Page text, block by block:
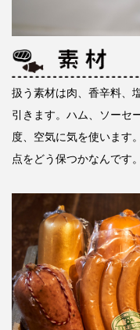
扱う素材は肉、香辛料、
引きます。ハム、ソーセ
度、空気に気を使います
点をどう保つかなんです。